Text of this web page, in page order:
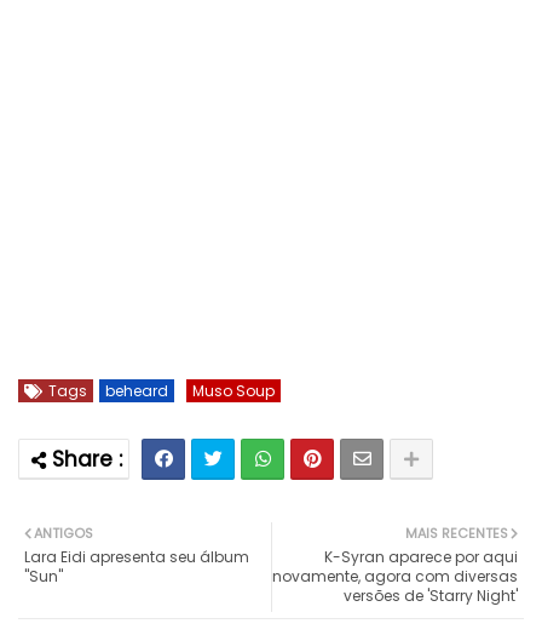
Tags beheard Muso Soup
MAIS RECENTES
K-Syran aparece por aqui
novamente, agora com diversas
versões de 'Starry Night'
ANTIGOS
Lara Eidi apresenta seu álbum
"Sun"